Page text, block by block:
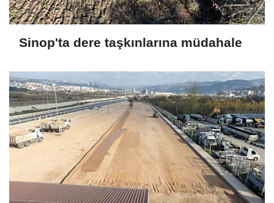
Sinop'ta dere taşkınlarına müdahale